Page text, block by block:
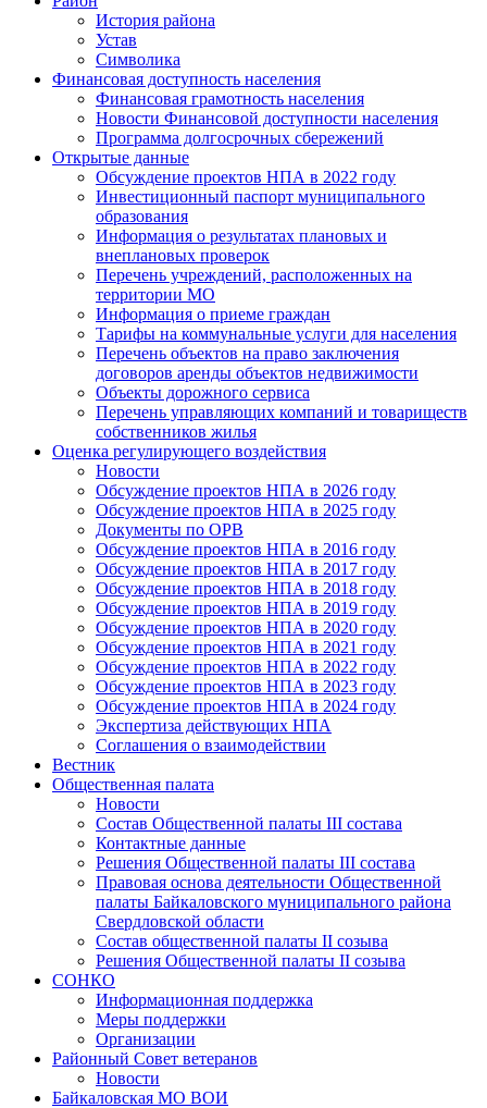
История района
Устав
Символика
Финансовая доступность населения
Финансовая грамотность населения
Новости Финансовой доступности населения
Программа долгосрочных сбережений
Открытые данные
Обсуждение проектов НПА в 2022 году
Инвестиционный паспорт муниципального
образования
Информация о результатах плановых и
внеплановых проверок
Перечень учреждений, расположенных на
территории МО
Информация о приеме граждан
Тарифы на коммунальные услуги для населения
Перечень объектов на право заключения
договоров аренды объектов недвижимости
Объекты дорожного сервиса
Перечень управляющих компаний и товариществ
собственников жилья
Оценка регулирующего воздействия
Новости
Обсуждение проектов НПА в 2026 году
Обсуждение проектов НПА в 2025 году
Документы по ОРВ
Обсуждение проектов НПА в 2016 году
Обсуждение проектов НПА в 2017 году
Обсуждение проектов НПА в 2018 году
Обсуждение проектов НПА в 2019 году
Обсуждение проектов НПА в 2020 году
Обсуждение проектов НПА в 2021 году
Обсуждение проектов НПА в 2022 году
Обсуждение проектов НПА в 2023 году
Обсуждение проектов НПА в 2024 году
Экспертиза действующих НПА
Соглашения о взаимодействии
Вестник
Общественная палата
Новости
Состав Общественной палаты III состава
Контактные данные
Решения Общественной палаты III состава
Правовая основа деятельности Общественной
палаты Байкаловского муниципального района
Свердловской области
Состав общественной палаты II созыва
Решения Общественной палаты II созыва
СОНКО
Информационная поддержка
Меры поддержки
Организации
Районный Совет ветеранов
Новости
Байкаловская МО ВОИ